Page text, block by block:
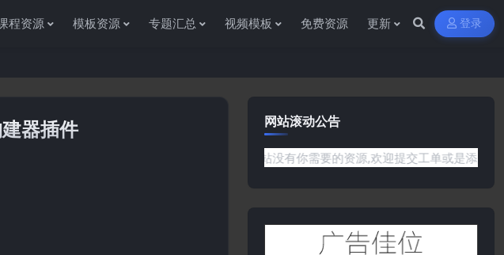
程资源 模板资源 专题汇总 视频模板 免费资源 更新 登录
器插件 网站滚动公告
种信息资源!如果遇到任何问题或是网站没有你需要的资源,欢迎提交工单或是添加客服微信